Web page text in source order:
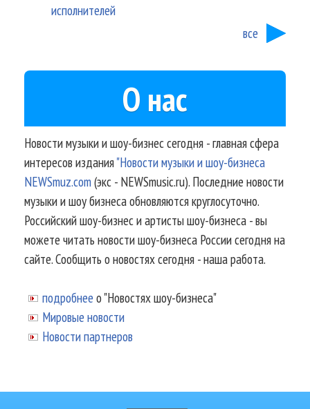
исполнителей
все
О нас
Новости музыки и шоу-бизнес сегодня - главная сфера
интересов издания"Новости музыки и шоу-бизнеса
NEWSmuz.com(экс - NEWSmusic.ru). Последние новости
музыки и шоу бизнеса обновляются круглосуточно.
Российский шоу-бизнес и артисты шоу-бизнеса - вы
можете читать новости шоу-бизнеса России сегодня на
сайте. Сообщить о новостях сегодня - наша работа.
подробнее о "Новостях шоу-бизнеса"
Мировые новости
Новости партнеров